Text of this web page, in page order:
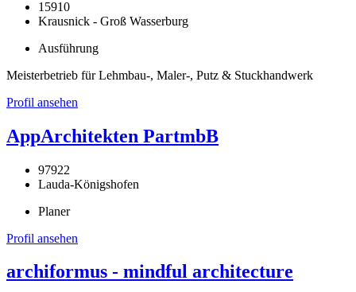
15910
Krausnick - Groß Wasserburg
Ausführung
Meisterbetrieb für Lehmbau-, Maler-, Putz & Stuckhandwerk
Profil ansehen
AppArchitekten PartmbB
97922
Lauda-Königshofen
Planer
Profil ansehen
archiformus - mindful architecture